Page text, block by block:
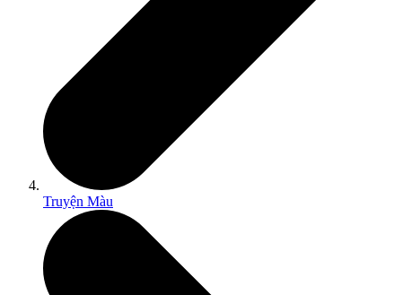
Truyện Màu